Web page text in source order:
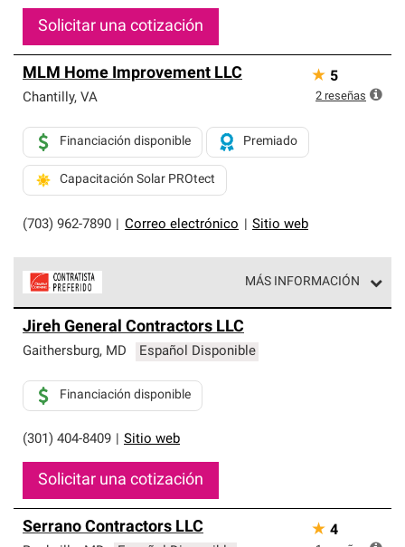
Solicitar una cotización
MLM Home Improvement LLC
Chantilly, VA
(703) 962-7890 Correo electrónico Sitio web
Financiación disponible Premiado
Capacitación Solar PROtect
★ 5
2 reseñas
MÁS INFORMACIÓN
parte de una red exclusiva de profesionales de techos
que cumplen con altos estándares y requisitos estrictos
Jireh General Contractors LLC
Gaithersburg, MD Español Disponible
(301) 404-8409 Sitio web
Financiación disponible
Solicitar una cotización
Serrano Contractors LLC ★ 4